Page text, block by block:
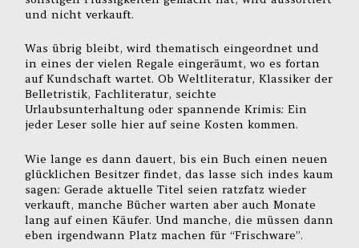
und nicht verkauft.
Was übrig bleibt, wird thematisch eingeordnet und
in eines der vielen Regale eingeräumt, wo es fortan
auf Kundschaft wartet. Ob Weltliteratur, Klassiker der
Belletristik, Fachliteratur, seichte
Urlaubsunterhaltung oder spannende Krimis: Ein
jeder Leser solle hier auf seine Kosten kommen.
Wie lange es dann dauert, bis ein Buch einen neuen
glücklichen Besitzer findet, das lasse sich indes kaum
sagen: Gerade aktuelle Titel seien ratzfatz wieder
verkauft, manche Bücher warten aber auch Monate
lang auf einen Käufer. Und manche, die müssen dann
eben irgendwann Platz machen für “Frischware”.